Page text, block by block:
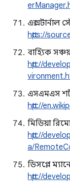
এক্সটার্নাল
https://
বাহ্যিক
http://
এসএমএস
http://
মিডিয়া
http://
a/
ডিসপ্লে
http://